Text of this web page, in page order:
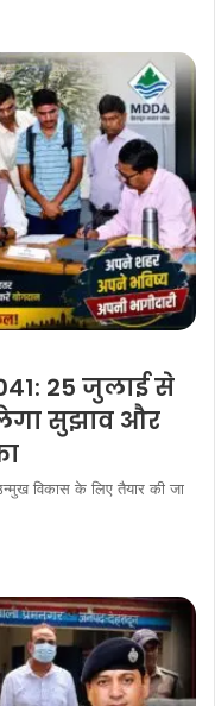
25 जुलाई से
सुझाव और
विकास के लिए तैयार की जा